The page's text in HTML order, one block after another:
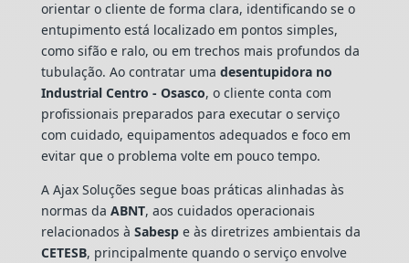
orientar o cliente de forma clara, identificando se o
entupimento está localizado em pontos simples,
como sifão e ralo, ou em trechos mais profundos da
tubulação. Ao contratar uma desentupidora no
Industrial Centro - Osasco, o cliente conta com
profissionais preparados para executar o serviço
com cuidado, equipamentos adequados e foco em
evitar que o problema volte em pouco tempo.
A Ajax Soluções segue boas práticas alinhadas às
normas da ABNT, aos cuidados operacionais
relacionados à Sabespe às diretrizes ambientais da
CETESB, principalmente quando o serviço envolve